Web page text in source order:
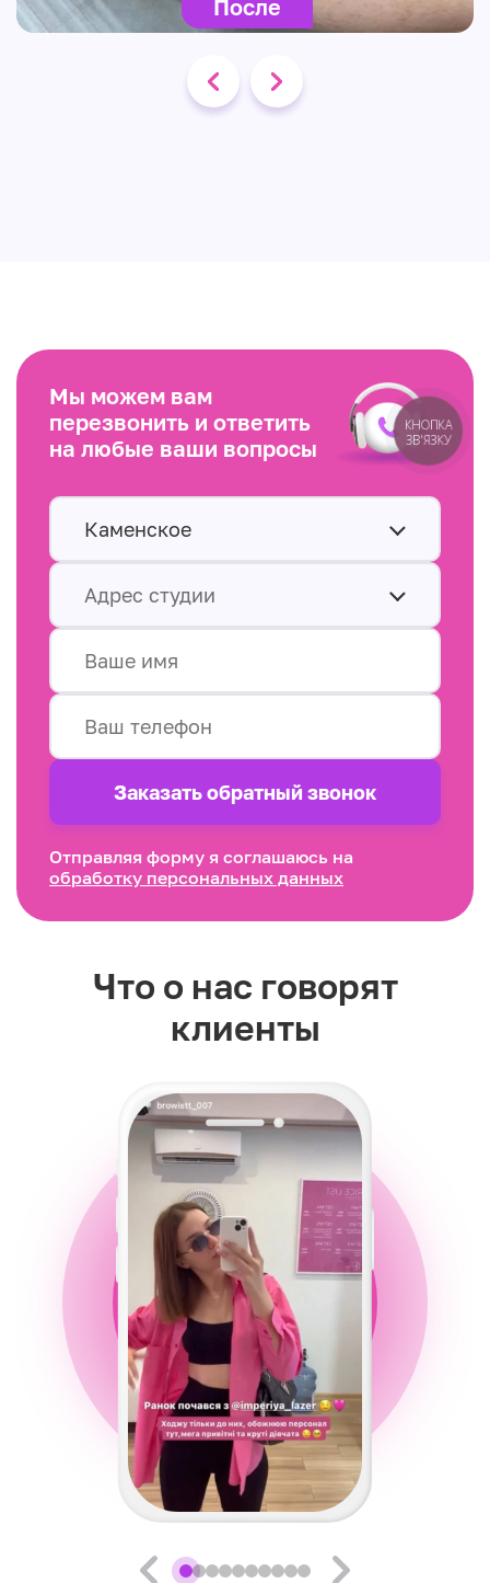
После
Мы можем вам
перезвонить и ответить
на любые ваши вопросы
Каменское
Адрес студии
Заказать обратный звонок
Отправляя форму я соглашаюсь на
обработку персональных данных
Что о нас говорят
клиенты
КНОПКА
ЗВ'ЯЗКУ